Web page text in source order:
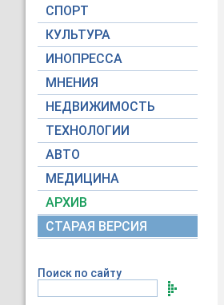
СПОРТ
КУЛЬТУРА
ИНОПРЕССА
МНЕНИЯ
НЕДВИЖИМОСТЬ
ТЕХНОЛОГИИ
АВТО
МЕДИЦИНА
АРХИВ
СТАРАЯ ВЕРСИЯ
Поиск по сайту